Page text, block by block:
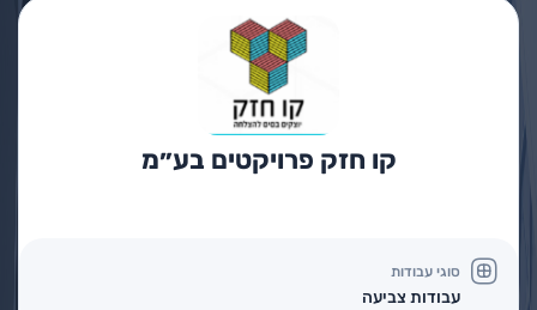
קו חזק פרויקטים בע״מ
סוגי עבודות
עבודות צביעה